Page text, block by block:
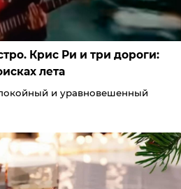
Крис Ри и три дороги:
лета
и уравновешенный